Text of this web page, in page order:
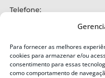
Para fornecer as melhores
cookies para armazenar e/ou
consentimento para essas
como comportamento de
Telefone:
Alertas Defesa Civil:
SMS 40199